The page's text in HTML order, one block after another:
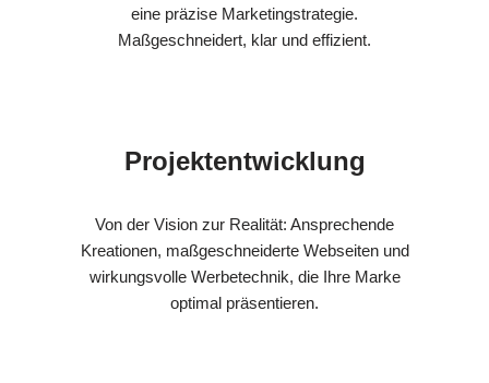
eine präzise Marketingstrategie.
Maßgeschneidert, klar und effizient.
Projektentwicklung
Von der Vision zur Realität: Ansprechende
Kreationen, maßgeschneiderte Webseiten und
wirkungsvolle Werbetechnik, die Ihre Marke
optimal präsentieren.